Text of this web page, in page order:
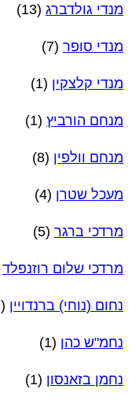
מנדי גולדברג (13)
מנדי סופר (7)
מנדי קלצקין (1)
מנחם הורביץ (1)
מנחם וולפין (8)
מעכל שטרן (4)
מרדכי ברגר (5)
מרדכי שלום רוזנפלד
נחום (נוחי) ברנדויין (1)
נחמ"ש כהן (1)
נחמן בזאנסון (1)